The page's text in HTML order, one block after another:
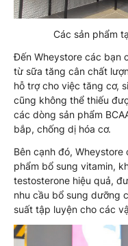
Các sản phẩm
Đến Wheystore các bạn
từ sữa tăng cân chất
hỗ trợ cho việc tăng cơ,
cũng không thể thiếu
các dòng sản phẩm
bắp, chống dị hóa cơ.
Bên cạnh đó,
phẩm bổ sung vitamin,
testosterone hiệu quả,
nhu cầu bổ sung dưỡng
suất tập luyện cho các